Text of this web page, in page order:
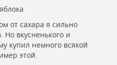
от сахара я сильно
вкусненького и
купил немного всякой
этой.